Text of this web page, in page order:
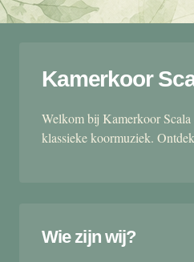
Kamerkoor
Welkom bij Kamerkoor Scala
klassieke koormuziek.
Wie zijn wij?